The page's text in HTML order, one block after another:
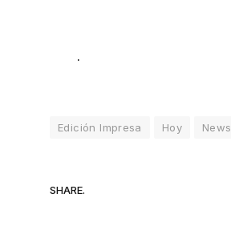
.
Edición Impresa Hoy News
SHARE.